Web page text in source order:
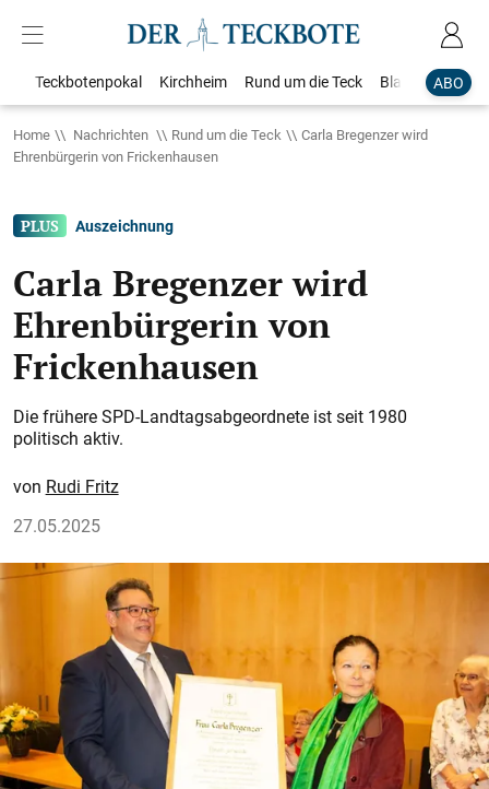
ABO
Teckbotenpokal Kirchheim Rund um die Teck Blaulicht
Home Nachrichten Rund um die Teck
Carla Bregenzer wird
Ehrenbürgerin von Frickenhausen
Auszeichnung
Carla Bregenzer wird
Ehrenbürgerin von
Frickenhausen
Die frühere SPD-Landtagsabgeordnete ist seit 1980
politisch aktiv.
Rudi Fritz
27.05.2025